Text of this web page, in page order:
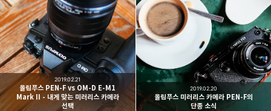
빛으로 쓴 편지
취미분야 크리에이터
여행하고 사진을 찍습니다. 생각을 덧붙입니다.
구독하기
구독하기 카카오톡 트위터
올림푸스 PEN-F vs OM-D E-M1
Mark II - 내게 맞는 미러리스 카메라
선택
2019.02.21
올림푸스 미러리스 카메라 PEN-F의
단종 소식
2019.02.20